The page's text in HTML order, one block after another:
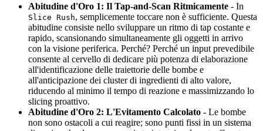
Abitudine d'Oro 1: Il Tap-and-Scan Ritmicamente - In
Slice Rush, semplicemente toccare non è sufficiente. Questa
abitudine consiste nello sviluppare un ritmo di tap costante e
rapido, scansionando simultaneamente gli oggetti in arrivo
con la visione periferica. Perché? Perché un input prevedibile
consente al cervello di dedicare più potenza di elaborazione
all'identificazione delle traiettorie delle bombe e
all'anticipazione dei cluster di ingredienti di alto valore,
riducendo al minimo il tempo di reazione e massimizzando lo
slicing proattivo.
Abitudine d'Oro 2: L'Evitamento Calcolato - Le bombe
non sono ostacoli a cui reagire; sono punti fissi in un sistema